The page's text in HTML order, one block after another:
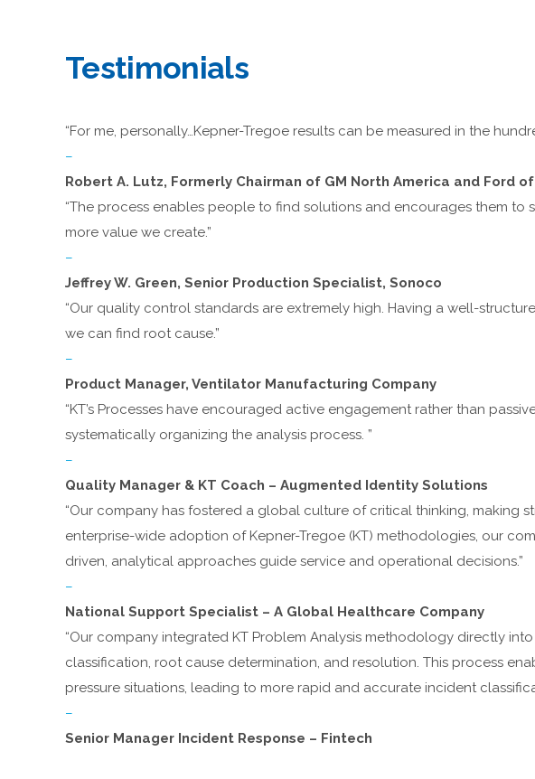
Testimonials
“For me, personally…Kepner-Tregoe results can be measured in the
–
Robert A. Lutz, Formerly Chairman of GM North America and Ford
“The process enables people to find solutions and encourages them to
more value we create.”
–
Jeffrey W. Green, Senior Production Specialist, Sonoco
“Our quality control standards are extremely high. Having a well-
we can find root cause.”
–
Product Manager, Ventilator Manufacturing Company
“KT’s Processes have encouraged active engagement rather than
systematically organizing the analysis process. ”
–
Quality Manager & KT Coach – Augmented Identity Solutions
“Our company has fostered a global culture of critical thinking,
enterprise-wide adoption of Kepner-Tregoe (KT) methodologies, our
driven, analytical approaches guide service and operational decisions.”
–
National Support Specialist – A Global Healthcare Company
“Our company integrated KT Problem Analysis methodology directly
classification, root cause determination, and resolution. This process
pressure situations, leading to more rapid and accurate incident
–
Senior Manager Incident Response – Fintech